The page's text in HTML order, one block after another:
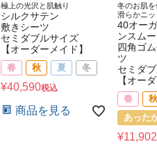
極上の光沢と肌触り
シルクサテン
敷きシーツ
セミダブルサイズ
【オーダーメイド】
春 秋 夏 冬
¥40,590税込
商品を見る
冬のお肌を
滑らかニッ
40オー
ンスム
四角ゴ
ツ
セミダ
【オー
春 秋
あった
¥11,902